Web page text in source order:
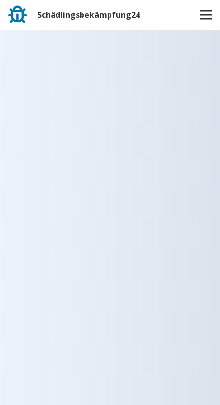
Schädlingsbekämpfung24